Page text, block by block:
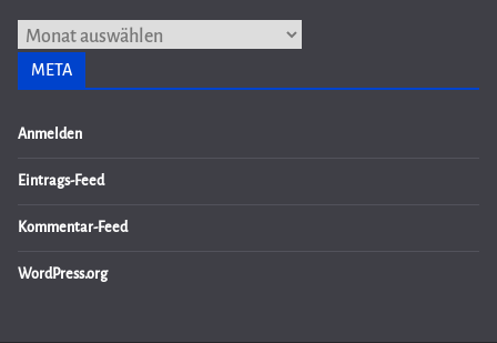
Archiv
META
Anmelden
Eintrags-Feed
Kommentar-Feed
WordPress.org